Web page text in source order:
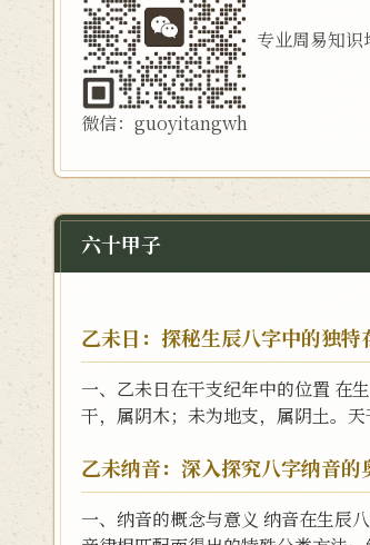
微信：guoyitangwh
专业周易知识
六十甲子
乙未日：探秘生辰八字中的独特
一、乙未日在干支纪年中的位置 在
干，属阴木；未为地支，属阴土。
乙未纳音：深入探究八字纳音的
一、纳音的概念与意义 纳音在生辰